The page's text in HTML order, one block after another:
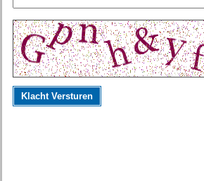
Klacht Versturen